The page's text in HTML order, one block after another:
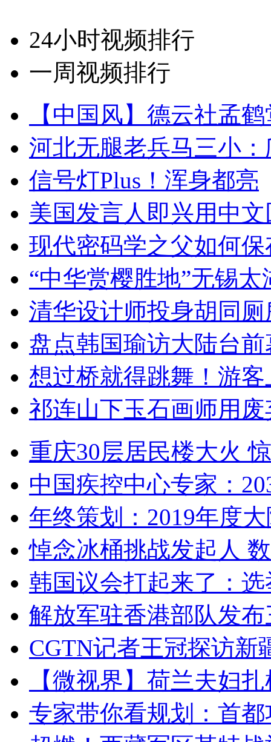
24小时视频排行
一周视频排行
【中国风】德云社孟
河北无腿老兵马三小
信号灯Plus！浑身都亮
美国发言人即兴用中
现代密码学之父如何
“中华赏樱胜地”无锡
清华设计师投身胡同
盘点韩国瑜访大陆台
想过桥就得跳舞！游客
祁连山下玉石画师用
重庆30层居民楼大火
中国疾控中心专家：
年终策划：2019年度
悼念冰桶挑战发起人
韩国议会打起来了：
解放军驻香港部队发
CGTN记者王冠探访新
【微视界】荷兰夫妇
专家带你看规划：首